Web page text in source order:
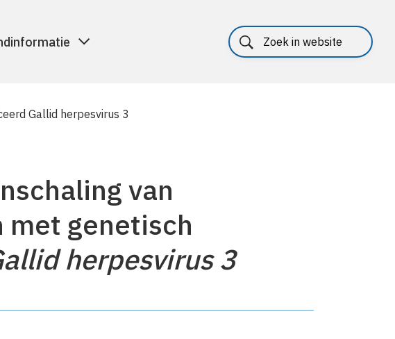
Gallid herpesvirus 3
van
met genetisch
herpesvirus 3